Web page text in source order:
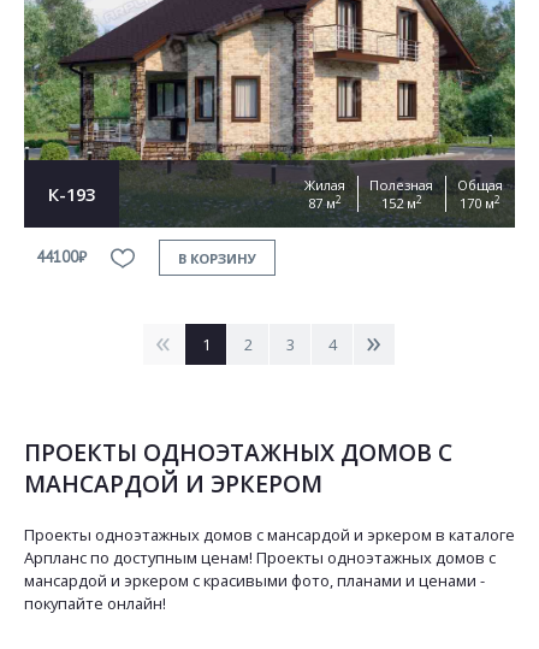
К-193
Жилая
87 м2
Полезная
152 м2
Общая
170 м2
44100₽ В КОРЗИНУ
< 1 2 3 4 >
ПРОЕКТЫ ОДНОЭТАЖНЫХ ДОМОВ С
МАНСАРДОЙ И ЭРКЕРОМ
Проекты одноэтажных домов с мансардой и эркером в каталоге
Арпланс по доступным ценам! Проекты одноэтажных домов с
мансардой и эркером с красивыми фото, планами и ценами -
покупайте онлайн!